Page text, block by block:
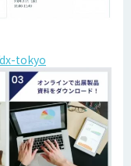
tokyo